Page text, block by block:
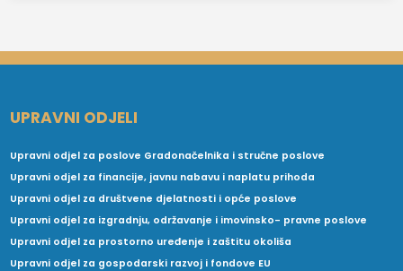
UPRAVNI ODJELI
Upravni odjel za poslove Gradonačelnika i stručne poslove
Upravni odjel za financije, javnu nabavu i naplatu prihoda
Upravni odjel za društvene djelatnosti i opće poslove
Upravni odjel za izgradnju, održavanje i imovinsko- pravne poslove
Upravni odjel za prostorno uređenje i zaštitu okoliša
Upravni odjel za gospodarski razvoj i fondove EU